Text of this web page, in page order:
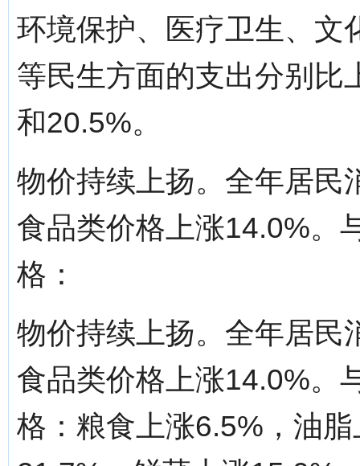
环境保护、医疗卫生、文
等民生方面的支出分别比
和20.5%。
物价持续上扬。全年居民
食品类价格上涨14.0%。
格：
物价持续上扬。全年居民
食品类价格上涨14.0%。
格：粮食上涨6.5%，油